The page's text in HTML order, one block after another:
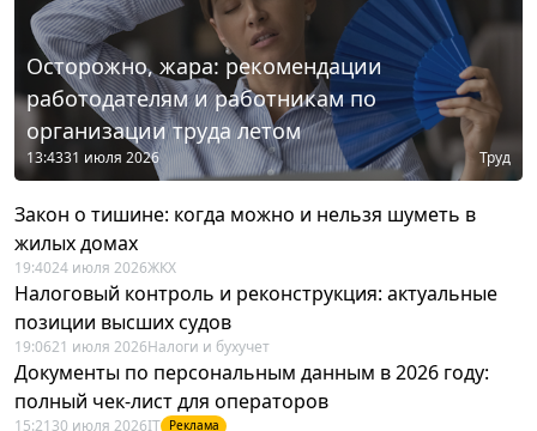
Осторожно, жара: рекомендации
работодателям и работникам по
организации труда летом
13:4331 июля 2026 Труд
Закон о тишине: когда можно и нельзя шуметь в
жилых домах
19:4024 июля 2026ЖКХ
Налоговый контроль и реконструкция: актуальные
позиции высших судов
19:0621 июля 2026Налоги и бухучет
Документы по персональным данным в 2026 году:
полный чек-лист для операторов
15:21 30 июля 2026IT Реклама